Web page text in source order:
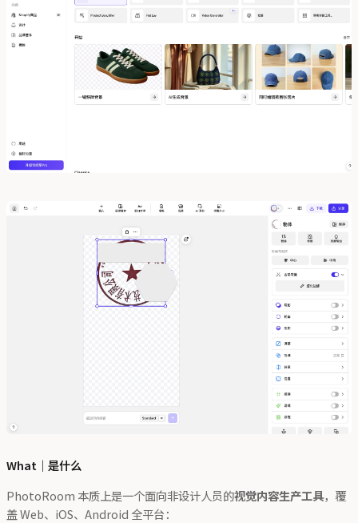
What｜是什么
PhotoRoom 本质上是一个面向非设计人员的视觉内容生产工具，覆
盖 Web、iOS、Android 全平台：